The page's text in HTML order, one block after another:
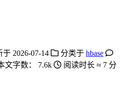
于 2026-07-14 分类于 hbase
文字数： 7.6k 阅读时长 ≈ 7 分